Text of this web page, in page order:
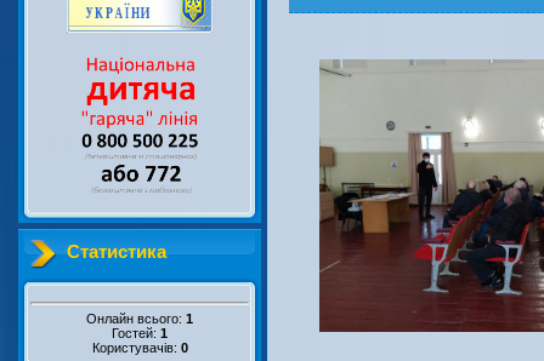
Статистика
Онлайн всього: 1
Гостей: 1
Користувачів: 0